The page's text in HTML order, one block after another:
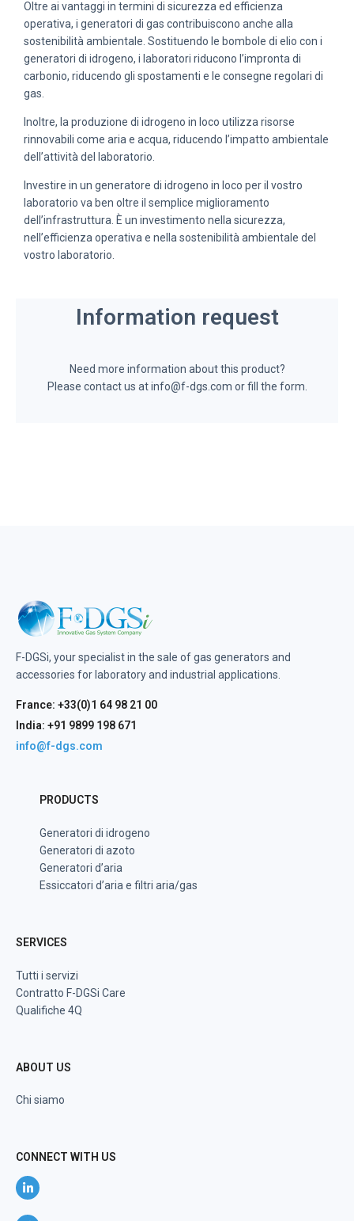
Oltre ai vantaggi in termini di sicurezza ed efficienza
operativa, i generatori di gas contribuiscono anche alla
sostenibilità ambientale. Sostituendo le bombole di elio con i
generatori di idrogeno, i laboratori riducono l’impronta di
carbonio, riducendo gli spostamenti e le consegne regolari di
gas.
Inoltre, la produzione di idrogeno in loco utilizza risorse
rinnovabili come aria e acqua, riducendo l’impatto ambientale
dell’attività del laboratorio.
Investire in un generatore di idrogeno in loco per il vostro
laboratorio va ben oltre il semplice miglioramento
dell’infrastruttura. È un investimento nella sicurezza,
nell’efficienza operativa e nella sostenibilità ambientale del
vostro laboratorio.
Information request
Need more information about this product?
Please contact us at info@f-dgs.com or fill the form.
F-DGSi, your specialist in the sale of gas generators and
accessories for laboratory and industrial applications.
France: +33(0)1 64 98 21 00
India: +91 9899 198 671
info@f-dgs.com
PRODUCTS
Generatori di idrogeno
Generatori di azoto
Generatori d’aria
Essiccatori d’aria e filtri aria/gas
SERVICES
Tutti i servizi
Contratto F-DGSi Care
Qualifiche 4Q
ABOUT US
Chi siamo
CONNECT WITH US